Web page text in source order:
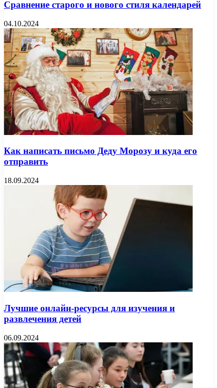
Сравнение старого и нового стиля календарей
04.10.2024
Как написать письмо Деду Морозу и куда его
отправить
18.09.2024
Лучшие онлайн-ресурсы для изучения и
развлечения детей
06.09.2024